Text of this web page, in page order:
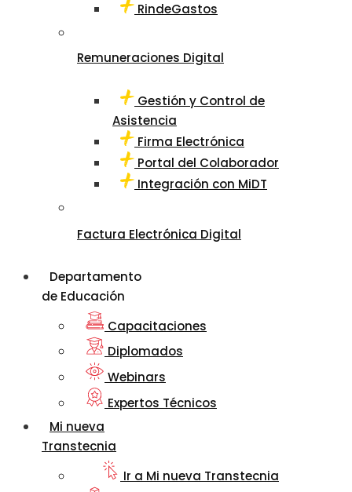
RindeGastos
Remuneraciones Digital
Gestión y Control de
Asistencia
Firma Electrónica
Portal del Colaborador
Integración con MiDT
Factura Electrónica Digital
Departamento
de Educación
Capacitaciones
Diplomados
Webinars
Expertos Técnicos
Mi nueva
Transtecnia
Ir a Mi nueva Transtecnia